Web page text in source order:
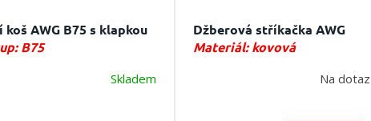
koš AWG B75 s klapkou
B75
Skladem
Džberová stříkačka AWG
Materiál: kovová
Na dotaz